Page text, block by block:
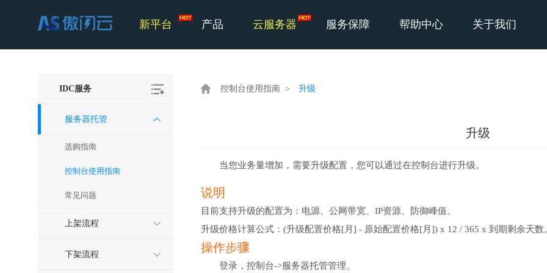
新平台 产品 云服务器 服务保障 帮助中心 关于我们
IDC服务
服务器托管
选购指南
控制台使用指南
常见问题
上架流程
下架流程
控制台使用指南 > 升级
升级
当您业务量增加，需要升级配置，您可以通过在控制台进行升级。
说明
目前支持升级的配置为：电源、公网带宽、IP资源、防御峰值。
升级价格计算公式：(升级配置价格[月] - 原始配置价格[月]) x 12 / 365 x 到期剩余天数
操作步骤
登录，控制台->服务器托管管理。